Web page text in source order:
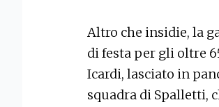
Altro che insidie, la
di festa per gli oltre
Icardi, lasciato in
squadra di Spalletti,